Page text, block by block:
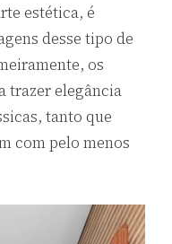
estética, é
desse tipo de
os
trazer elegância
tanto que
com pelo menos